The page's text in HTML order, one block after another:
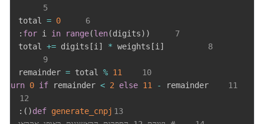
5
6
= 0
7
for i in range(len(digits) )
:
8
+= digits [i ] * weights [i ]
9
10
= total % 11
11
0 if remainder < 2 else 11 - remainder
12
13
def generate_cnpj
(
)
: